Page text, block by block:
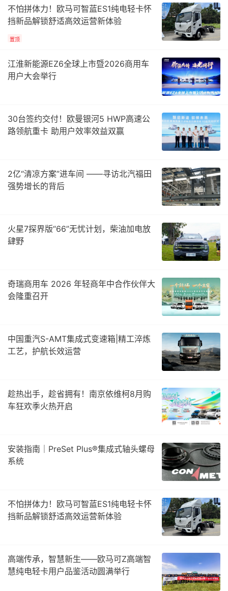
不怕拼体力！欧马可智蓝ES1纯电轻卡怀
挡新品解锁舒适高效运营新体验
置顶
江淮新能源EZ6全球上市暨2026商用车
用户大会举行
30台签约交付！欧曼银河5 HWP高速公
路领航重卡 助用户效率效益双赢
2亿“清凉方案”进车间 ——寻访北汽福田
强势增长的背后
火星7探界版“66”无忧计划，柴油加电放
肆野
奇瑞商用车 2026 年轻商年中合作伙伴大
会隆重召开
中国重汽S-AMT集成式变速箱|精工淬炼
工艺，护航长效运营
趁热出手，趁省拥有！南京依维柯8月购
车狂欢季火热开启
安装指南｜PreSet Plus®集成式轴头螺母
系统
不怕拼体力！欧马可智蓝ES1纯电轻卡怀
挡新品解锁舒适高效运营新体验
高端传承，智慧新生——欧马可Z高端智
慧纯电轻卡用户品鉴活动圆满举行